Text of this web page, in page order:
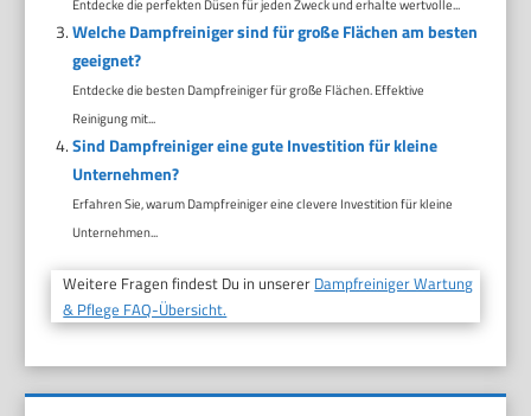
Welche Dampfreiniger sind für große Flächen am besten
geeignet?
Entdecke die besten Dampfreiniger für große Flächen. Effektive
Reinigung mit...
Sind Dampfreiniger eine gute Investition für kleine
Unternehmen?
Erfahren Sie, warum Dampfreiniger eine clevere Investition für kleine
Unternehmen...
Weitere Fragen findest Du in unserer Dampfreiniger Wartung
& Pflege FAQ-Übersicht.